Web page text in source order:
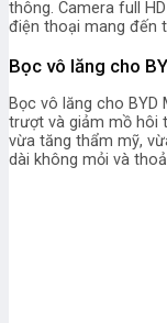
thông. Camera full
điện thoại mang đến
Bọc vô lăng cho
Bọc vô lăng cho BYD
trượt và giảm mồ hôi
vừa tăng thẩm mỹ,
dài không mỏi và